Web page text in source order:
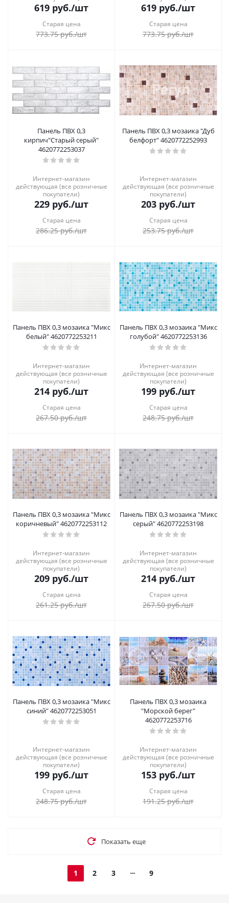
619 руб./шт
Старая цена
773.75руб./шт
619 руб./шт
Старая цена
773.75руб./шт
Панель ПВХ 0,3
кирпич"Старый серый"
4620772253037
Интернет-магазин
действующая (все розничные
покупатели)
229 руб./шт
Старая цена
286.25руб./шт
Панель ПВХ 0,3 мозаика "Дуб
белфорт" 4620772252993
Интернет-магазин
действующая (все розничные
покупатели)
203 руб./шт
Старая цена
253.75руб./шт
Панель ПВХ 0,3 мозаика "Микс
белый" 4620772253211
Интернет-магазин
действующая (все розничные
покупатели)
214 руб./шт
Старая цена
267.50руб./шт
Панель ПВХ 0,3 мозаика "Микс
голубой" 4620772253136
Интернет-магазин
действующая (все розничные
покупатели)
199 руб./шт
Старая цена
248.75руб./шт
Панель ПВХ 0,3 мозаика "Микс
коричневый" 4620772253112
Интернет-магазин
действующая (все розничные
покупатели)
209 руб./шт
Старая цена
261.25руб./шт
Панель ПВХ 0,3 мозаика "Микс
серый" 4620772253198
Интернет-магазин
действующая (все розничные
покупатели)
214 руб./шт
Старая цена
267.50руб./шт
Панель ПВХ 0,3 мозаика "Микс
синий" 4620772253051
Интернет-магазин
действующая (все розничные
покупатели)
199 руб./шт
Старая цена
248.75руб./шт
Панель ПВХ 0,3 мозаика
"Морской берег"
4620772253716
Интернет-магазин
действующая (все розничные
покупатели)
153 руб./шт
Старая цена
191.25руб./шт
Показать еще
1 2 3 9